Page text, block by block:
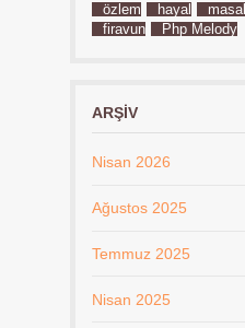
özlem
hayal masal
firavun
Php Melody
ARŞIV
Nisan 2026
Ağustos 2025
Temmuz 2025
Nisan 2025